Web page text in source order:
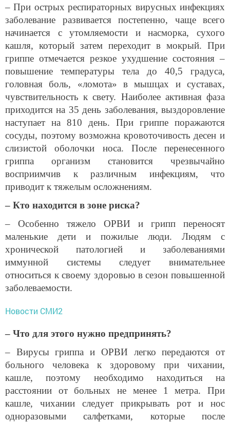
– При острых респираторных вирусных инфекциях
заболевание развивается постепенно, чаще всего
начинается с утомляемости и насморка, сухого
кашля, который затем переходит в мокрый. При
гриппе отмечается резкое ухудшение состояния –
повышение температуры тела до 40,5 градуса,
головная боль, «ломота» в мышцах и суставах,
чувствительность к свету. Наиболее активная фаза
приходится на 3­5 день заболевания, выздоровление
наступает на 8­10 день. При гриппе поражаются
сосуды, поэтому возможна кровоточивость десен и
слизистой оболочки носа. После перенесенного
гриппа организм становится чрезвычайно
восприимчив к различным инфекциям, что
приводит к тяжелым осложнениям.
– Кто находится в зоне риска?
– Особенно тяжело ОРВИ и грипп переносят
маленькие дети и пожилые люди. Людям с
хронической патологией и заболеваниями
иммунной системы следует внимательнее
относиться к своему здоровью в сезон повышенной
заболеваемости.
Новости СМИ2
– Что для этого нужно предпринять?
– Вирусы гриппа и ОРВИ легко передаются от
больного человека к здоровому при чихании,
кашле, поэтому необходимо находиться на
расстоянии от больных не менее 1 метра. При
кашле, чихании следует прикрывать рот и нос
одноразовыми салфетками, которые после